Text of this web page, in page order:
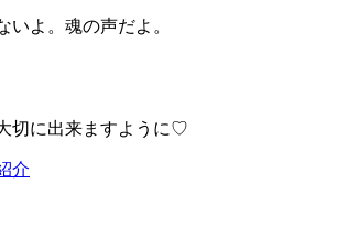
いよ。魂の声だよ。
切に出来ますように♡
介